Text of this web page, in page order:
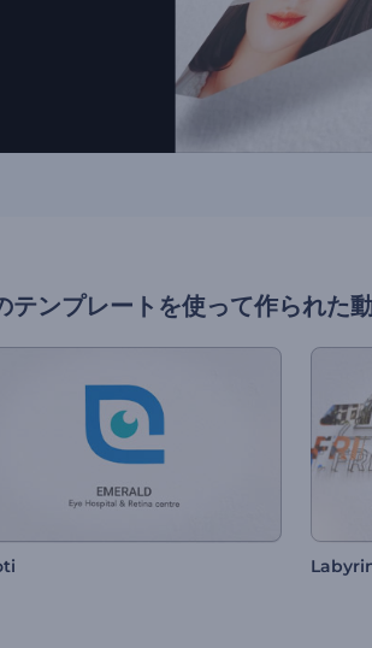
テンプレートを使って作られた